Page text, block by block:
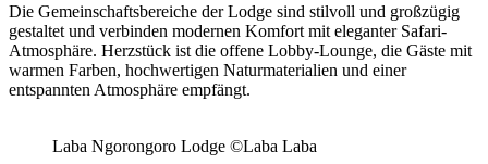
Die Gemeinschaftsbereiche der Lodge sind stilvoll und großzügig
gestaltet und verbinden modernen Komfort mit eleganter Safari-
Atmosphäre. Herzstück ist die offene Lobby-Lounge, die Gäste mit
warmen Farben, hochwertigen Naturmaterialien und einer
entspannten Atmosphäre empfängt.
Laba Ngorongoro Lodge ©Laba Laba